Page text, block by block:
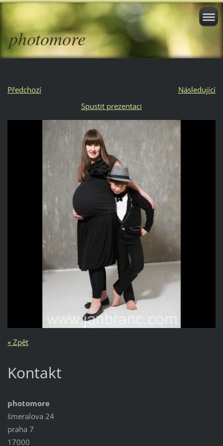
photomore
Předchozí
Následující
Spustit prezentaci
« Zpět
Kontakt
photomore
šmeralova 24
praha 7
17000